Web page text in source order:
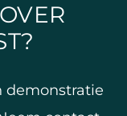
demonstratie